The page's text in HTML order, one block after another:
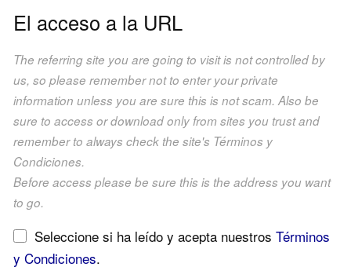
El acceso a la URL
The referring site you are going to visit is not controlled by
us, so please remember not to enter your private
information unless you are sure this is not scam. Also be
sure to access or download only from sites you trust and
remember to always check the site's Términos y
Condiciones.
Before access please be sure this is the address you want
to go.
Seleccione si ha leído y acepta nuestrosTérminos
y Condiciones.